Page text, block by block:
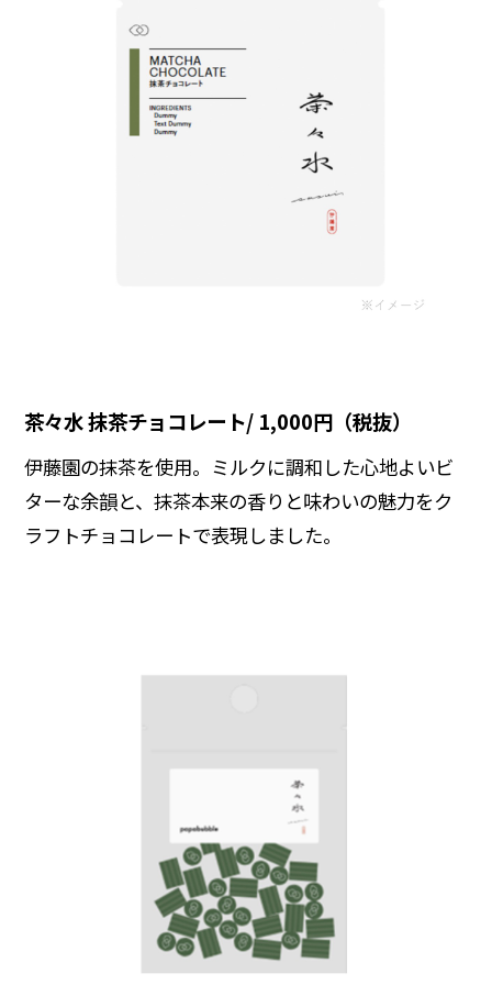
茶々水 抹茶チョコレート/ 1,000円（税抜）
伊藤園の抹茶を使用。ミルクに調和した心地よいビ
ターな余韻と、抹茶本来の香りと味わいの魅力をク
ラフトチョコレートで表現しました。